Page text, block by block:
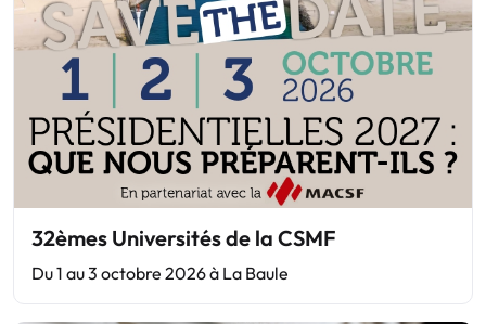
32èmes Universités de la CSMF
Du 1 au 3 octobre 2026 à La Baule